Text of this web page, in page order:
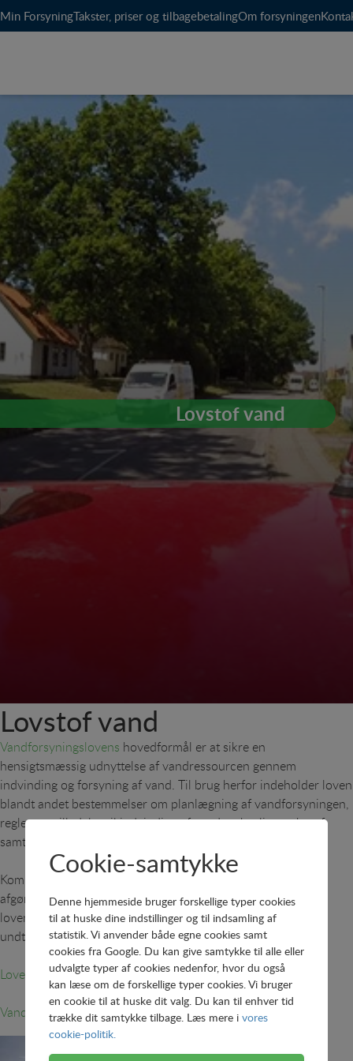
Min ForsyningTakster, priser og tilbagebetalingOm forsyningen
Lovstof vand
Lovstof vand
Vandforsyningslovens hovedformål er at sikre en
hensigtsmæssig udnyttelse af vandressourcen gennem
indvinding og forsyning af vand. Til brug herfor indeholder loven
blandt andet bestemmelser om planlægning af vandforsyningen,
regler om tilladelse til indvinding af vand og kvaliteten heraf
samt om ekspropriation til fordel fra vandforsyningsanlæg.
Kommunalbestyrelsen er planlæggende myndighed,
afgørelsesmyndighed i 1. instans og tilsynsmyndighed efter
loven. Kommunens afgørelser efter loven kan med en række
undtagelser påklages til Natur- og Miljøklagenævnet.
Love med relation til vandområdet (DANVA)
Vandsektorloven (Retsinfo)
Cookie-samtykke
Denne hjemmeside bruger forskellige typer cookies
til at huske dine indstillinger og til indsamling af
statistik. Vi anvender både egne cookies samt
cookies fra Google. Du kan give samtykke til alle eller
udvalgte typer af cookies nedenfor, hvor du også
kan læse om de forskellige typer cookies. Vi bruger
en cookie til at huske dit valg. Du kan til enhver tid
trække dit samtykke tilbage. Læs mere i vores
cookie-politik.